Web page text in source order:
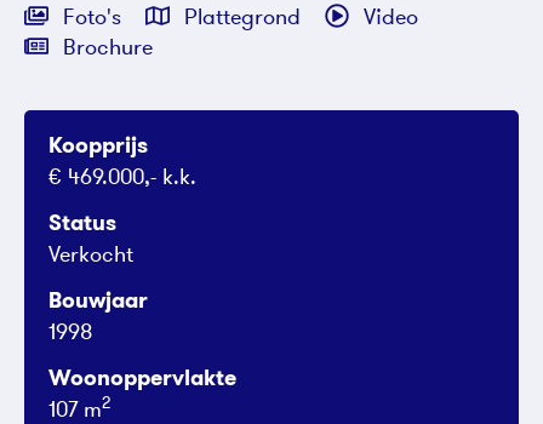
Foto's Plattegrond
Video
Brochure
Koopprijs
€ 469.000,- k.k.
Status
Verkocht
Bouwjaar
1998
Woonoppervlakte
107 m2